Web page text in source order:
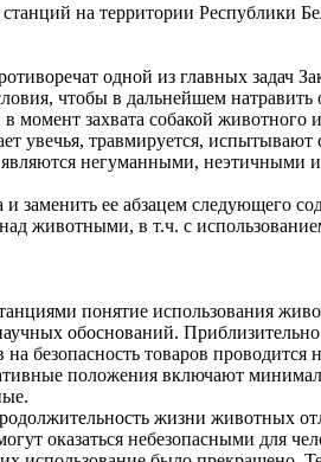
на территории Республики
одной из главных задач
чтобы в дальнейшем
момент захвата собакой животного
увечья, травмируется,
негуманными, неэтичными и
заменить ее абзацем следующего
животными, в т.ч. с
понятие использования
обоснований.
безопасность товаров
положения включают
жизни животных
оказаться небезопасными для